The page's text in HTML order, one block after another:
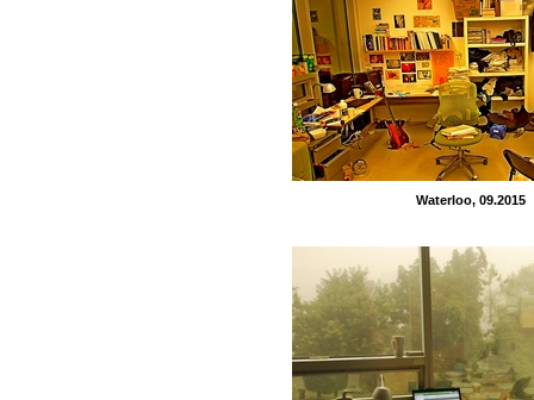
Waterloo, 09.2015